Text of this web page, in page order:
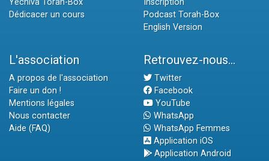
Yéchiva Torah-Box
Dédicacer un cours
Inscription
Podcast Torah-Box
English Version
L'association
A propos de l'association
Faire un don !
Mentions légales
Nous contacter
Aide (FAQ)
Retrouvez-nous...
Twitter
Facebook
YouTube
WhatsApp
WhatsApp Femmes
Application iOS
Application Android